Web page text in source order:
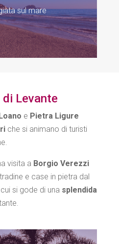
sul mare
Levante
e Pietra Ligure
che si animano di turisti
visita a Borgio Verezzi
e case in pietra dal
si gode di una splendida